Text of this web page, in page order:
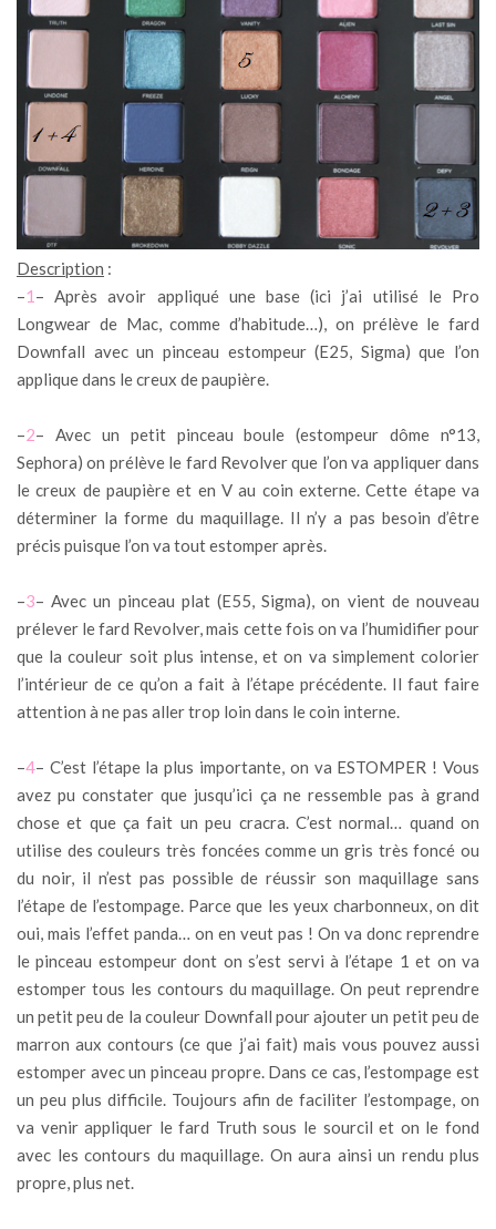
Description :
–1 – Après avoir appliqué une base (ici j’ai utilisé le Pro
Longwear de Mac, comme d’habitude…), on prélève le fard
Downfall avec un pinceau estompeur (E25, Sigma) que l’on
applique dans le creux de paupière.
–2– Avec un petit pinceau boule (estompeur dôme n°13,
Sephora) on prélève le fard Revolver que l’on va appliquer dans
le creux de paupière et en V au coin externe. Cette étape va
déterminer la forme du maquillage. Il n’y a pas besoin d’être
précis puisque l’on va tout estomper après.
–3– Avec un pinceau plat (E55, Sigma), on vient de nouveau
prélever le fard Revolver, mais cette fois on va l’humidifier pour
que la couleur soit plus intense, et on va simplement colorier
l’intérieur de ce qu’on a fait à l’étape précédente. Il faut faire
attention à ne pas aller trop loin dans le coin interne.
–4– C’est l’étape la plus importante, on va ESTOMPER ! Vous
avez pu constater que jusqu’ici ça ne ressemble pas à grand
chose et que ça fait un peu cracra. C’est normal… quand on
utilise des couleurs très foncées comme un gris très foncé ou
du noir, il n’est pas possible de réussir son maquillage sans
l’étape de l’estompage. Parce que les yeux charbonneux, on dit
oui, mais l’effet panda… on en veut pas ! On va donc reprendre
le pinceau estompeur dont on s’est servi à l’étape 1 et on va
estomper tous les contours du maquillage. On peut reprendre
un petit peu de la couleur Downfall pour ajouter un petit peu de
marron aux contours (ce que j’ai fait) mais vous pouvez aussi
estomper avec un pinceau propre. Dans ce cas, l’estompage est
un peu plus difficile. Toujours afin de faciliter l’estompage, on
va venir appliquer le fard Truth sous le sourcil et on le fond
avec les contours du maquillage. On aura ainsi un rendu plus
propre, plus net.